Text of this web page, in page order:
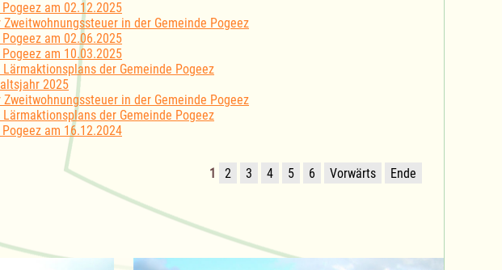
am 02.12.2025
in der Gemeinde Pogeez
am 02.06.2025
am 10.03.2025
der Gemeinde Pogeez
2025
in der Gemeinde Pogeez
der Gemeinde Pogeez
am 16.12.2024
1 2 3 4 5 6 Vorwärts Ende